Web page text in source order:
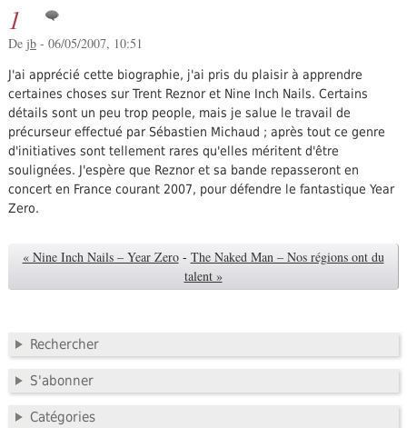
1
De jb- 06/05/2007, 10:51
J'ai apprécié cette biographie, j'ai pris du plaisir à apprendre
certaines choses sur Trent Reznor et Nine Inch Nails. Certains
détails sont un peu trop people, mais je salue le travail de
précurseur effectué par Sébastien Michaud ; après tout ce genre
d'initiatives sont tellement rares qu'elles méritent d'être
soulignées. J'espère que Reznor et sa bande repasseront en
concert en France courant 2007, pour défendre le fantastique Year
Zero.
« Nine Inch Nails – Year Zero - The Naked Man – Nos régions ont du
talent »
Rechercher
S'abonner
Catégories